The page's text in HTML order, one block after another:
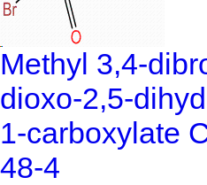
Methyl 3,4-
dioxo-2,5-
1-carboxylate
48-4